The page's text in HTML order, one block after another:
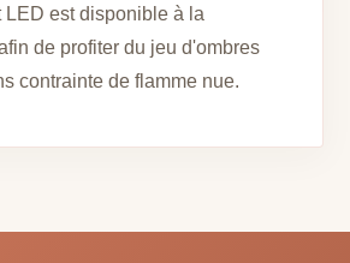
LED est disponible à la
de profiter du jeu d'ombres
contrainte de flamme nue.